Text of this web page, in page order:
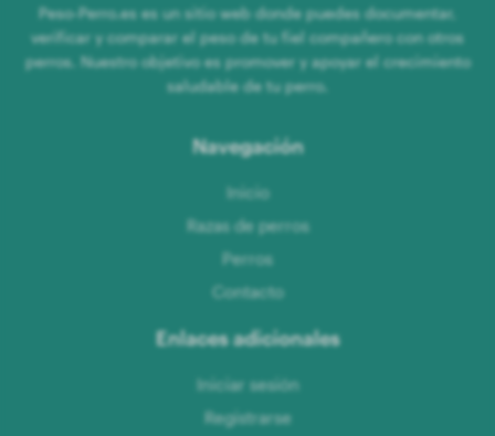
Peso-Perro.es es un sitio web donde puedes documentar,
verificar y comparar el peso de tu fiel compañero con otros
perros. Nuestro objetivo es promover y apoyar el crecimiento
saludable de tu perro.
Navegación
Inicio
Razas de perros
Perros
Contacto
Enlaces adicionales
Iniciar sesión
Registrarse